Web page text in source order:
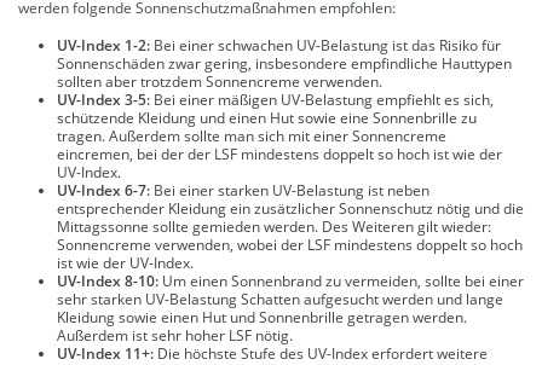
werden folgende Sonnenschutzmaßnahmen empfohlen:
UV-Index 1-2: Bei einer schwachen UV-Belastung ist das Risiko für
Sonnenschäden zwar gering, insbesondere empfindliche Hauttypen
sollten aber trotzdem Sonnencreme verwenden.
UV-Index 3-5: Bei einer mäßigen UV-Belastung empfiehlt es sich,
schützende Kleidung und einen Hut sowie eine Sonnenbrille zu
tragen. Außerdem sollte man sich mit einer Sonnencreme
eincremen, bei der der LSF mindestens doppelt so hoch ist wie der
UV-Index.
UV-Index 6-7: Bei einer starken UV-Belastung ist neben
entsprechender Kleidung ein zusätzlicher Sonnenschutz nötig und die
Mittagssonne sollte gemieden werden. Des Weiteren gilt wieder:
Sonnencreme verwenden, wobei der LSF mindestens doppelt so hoch
ist wie der UV-Index.
UV-Index 8-10: Um einen Sonnenbrand zu vermeiden, sollte bei einer
sehr starken UV-Belastung Schatten aufgesucht werden und lange
Kleidung sowie einen Hut und Sonnenbrille getragen werden.
Außerdem ist sehr hoher LSF nötig.
UV-Index 11+: Die höchste Stufe des UV-Index erfordert weitere